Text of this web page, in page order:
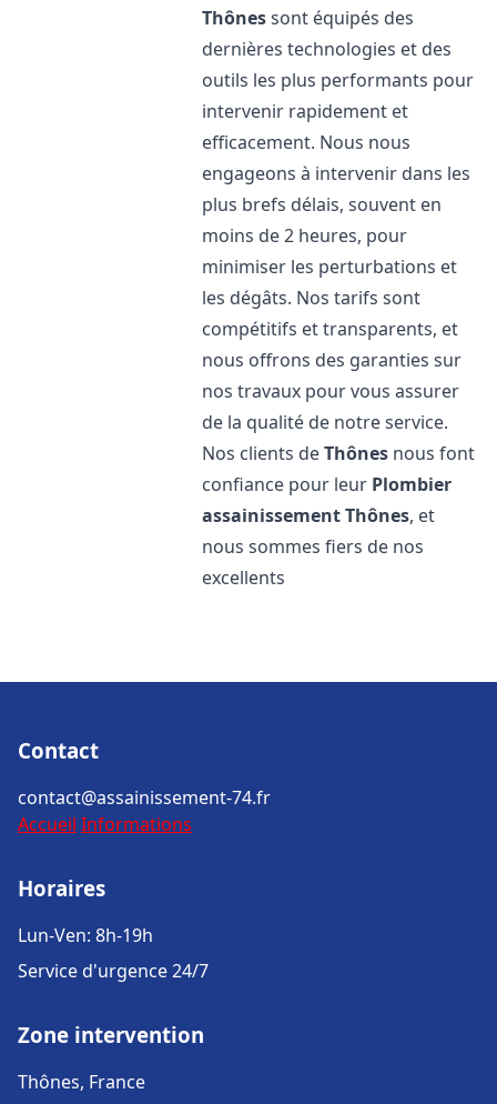
Thônessont équipés des
dernières technologies et des
outils les plus performants pour
intervenir rapidement et
efficacement. Nous nous
engageons à intervenir dans les
plus brefs délais, souvent en
moins de 2 heures, pour
minimiser les perturbations et
les dégâts. Nos tarifs sont
compétitifs et transparents, et
nous offrons des garanties sur
nos travaux pour vous assurer
de la qualité de notre service.
Nos clients deThônes nous font
confiance pour leur Plombier
assainissementThônes, et
nous sommes fiers de nos
excellents
Contact
contact@assainissement-74.fr
Accueil Informations
Horaires
Lun-Ven: 8h-19h
Service d'urgence 24/7
Zone intervention
Thônes, France